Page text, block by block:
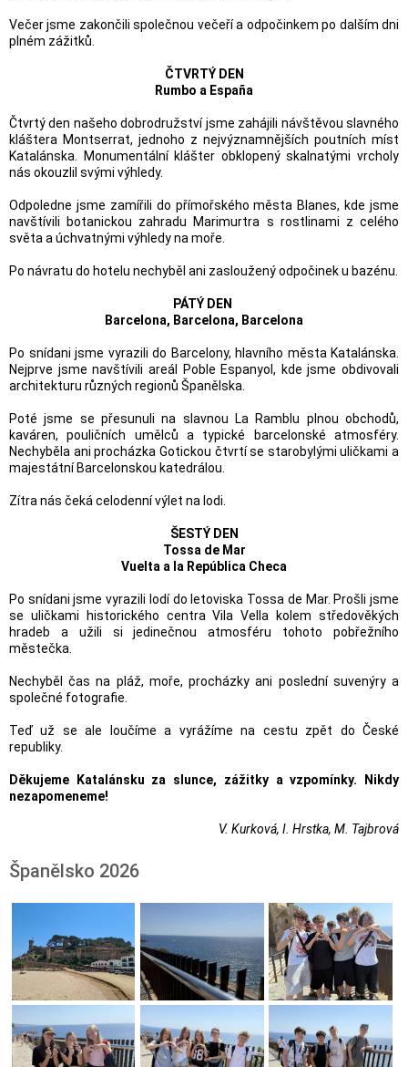
Večer jsme zakončili společnou večeří a odpočinkem po dalším dni
plném zážitků.
ČTVRTÝ DEN
Rumbo a España
Čtvrtý den našeho dobrodružství jsme zahájili návštěvou slavného
kláštera Montserrat, jednoho z nejvýznamnějších poutních míst
Katalánska. Monumentální klášter obklopený skalnatými vrcholy
nás okouzlil svými výhledy.
Odpoledne jsme zamířili do přímořského města Blanes, kde jsme
navštívili botanickou zahradu Marimurtra s rostlinami z celého
světa a úchvatnými výhledy na moře.
Po návratu do hotelu nechyběl ani zasloužený odpočinek u bazénu.
PÁTÝ DEN
Barcelona, Barcelona, Barcelona
Po snídani jsme vyrazili do Barcelony, hlavního města Katalánska.
Nejprve jsme navštívili areál Poble Espanyol, kde jsme obdivovali
architekturu různých regionů Španělska.
Poté jsme se přesunuli na slavnou La Ramblu plnou obchodů,
kaváren, pouličních umělců a typické barcelonské atmosféry.
Nechyběla ani procházka Gotickou čtvrtí se starobylými uličkami a
majestátní Barcelonskou katedrálou.
Zítra nás čeká celodenní výlet na lodi.
ŠESTÝ DEN
Tossa de Mar
Vuelta a la República Checa
Po snídani jsme vyrazili lodí do letoviska Tossa de Mar. Prošli jsme
se uličkami historického centra Vila Vella kolem středověkých
hradeb a užili si jedinečnou atmosféru tohoto pobřežního
městečka.
Nechyběl čas na pláž, moře, procházky ani poslední suvenýry a
společné fotografie.
Teď už se ale loučíme a vyrážíme na cestu zpět do České
republiky.
Děkujeme Katalánsku za slunce, zážitky a vzpomínky. Nikdy
nezapomeneme!
V. Kurková, I. Hrstka, M. Tajbrová
Španělsko 2026